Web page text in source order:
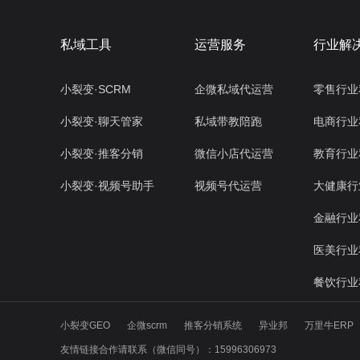
私域工具
小裂变·SCRM
小裂变·聊天管家
小裂变·推客分销
小裂变·视频号助手
运营服务
企微私域代运营
私域带教陪跑
微信小店代运营
视频号代运营
行业解
零售行
电商行
教育行
大健康
金融行
医美行
餐饮行
小裂变GEO 企微scrm 推客分销系统 异业邦 万里牛ERP
友情链接合作请联系（微信同号）：15996306973